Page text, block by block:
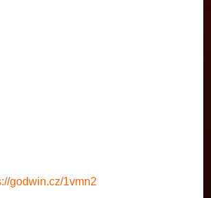
godwin.cz/1vmn2